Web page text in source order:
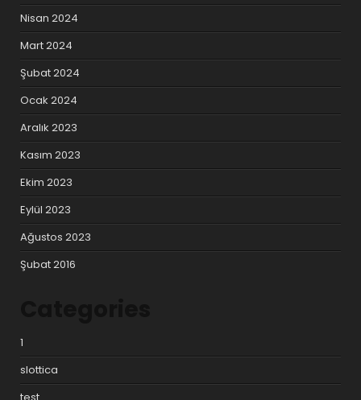
Nisan 2024
Mart 2024
Şubat 2024
Ocak 2024
Aralık 2023
Kasım 2023
Ekim 2023
Eylül 2023
Ağustos 2023
Şubat 2016
1
slottica